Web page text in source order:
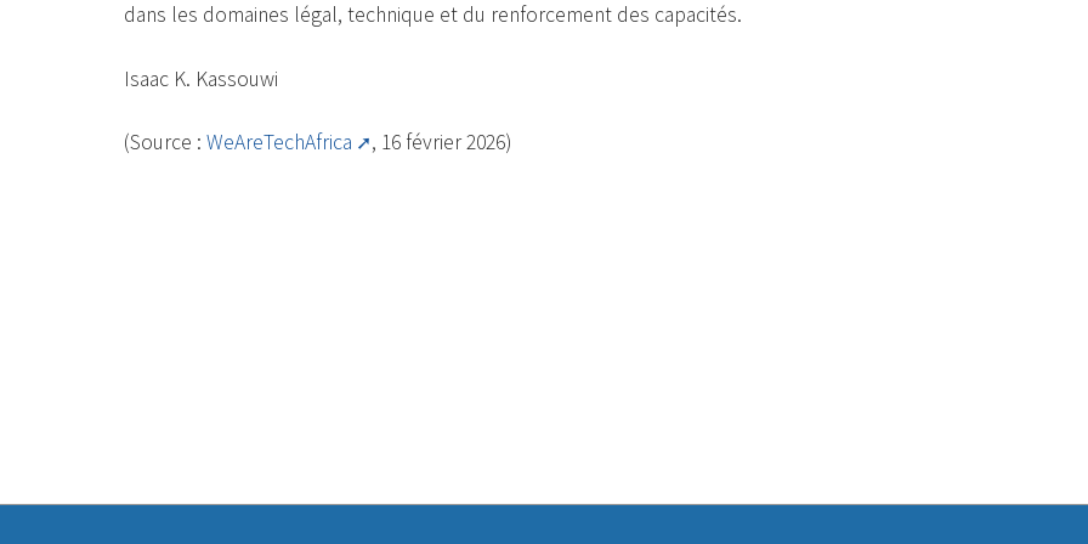
dans les domaines légal, technique et du renforcement des capacités.
Isaac K. Kassouwi
(Source : WeAreTechAfrica , 16 février 2026)